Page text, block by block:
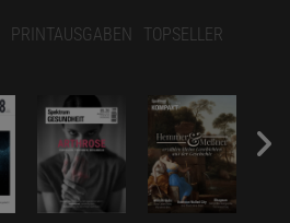
PRINTAUSGABEN TOPSELLER